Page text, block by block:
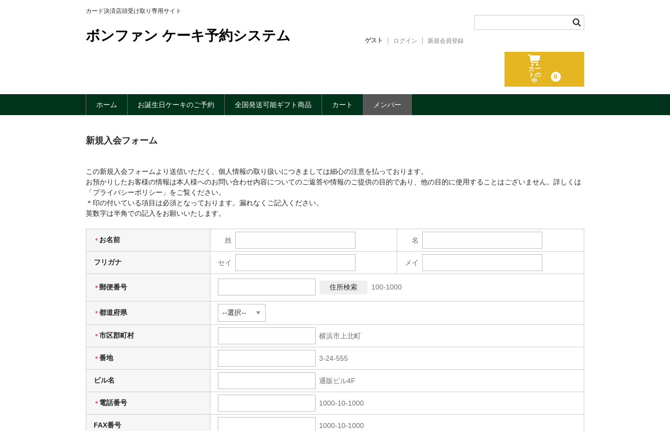
カード決済店頭受け取り専用サイト
ボンファン ケーキ予約システム ゲスト ログイン 新規会員登録
カー
トの
中
0
ホーム お誕生日ケーキのご予約 全国発送可能ギフト商品 カート メンバー
新規入会フォーム
この新規入会フォームより送信いただく、個人情報の取り扱いにつきましては細心の注意を払っております。
お預かりしたお客様の情報は本人様へのお問い合わせ内容についてのご返答や情報のご提供の目的であり、他の目的に使用することはございません。詳しくは
「プライバシーポリシー」をご覧ください。
＊印の付いている項目は必須となっております。漏れなくご記入ください。
英数字は半角での記入をお願いいたします。
＊ お名前 姓 名
フリガナ セイ メイ
＊ 郵便番号 100-1000
＊ 都道府県
＊ 市区郡町村 横浜市上北町
＊ 番地 3-24-555
ビル名 通販ビル4F
＊ 電話番号 1000-10-1000
FAX番号 1000-10-1000